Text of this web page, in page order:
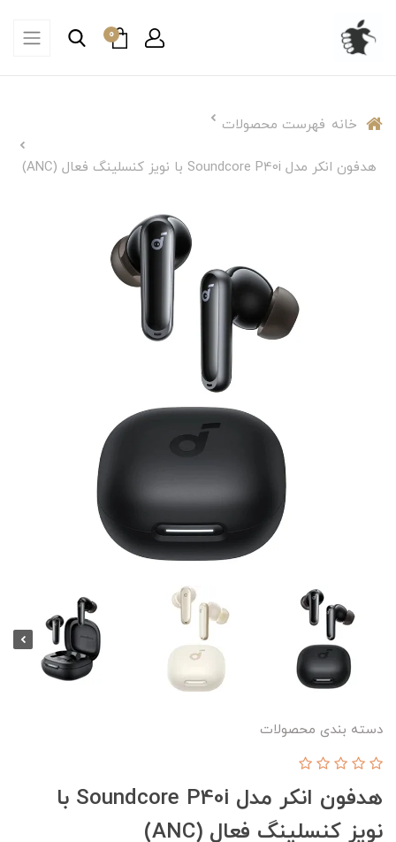
0
خانه فهرست محصولات
هدفون انکر مدل Soundcore P40i با نویز کنسلینگ فعال (ANC)
دسته بندی محصولات
هدفون انکر مدل Soundcore P40i با
نویز کنسلینگ فعال (ANC)